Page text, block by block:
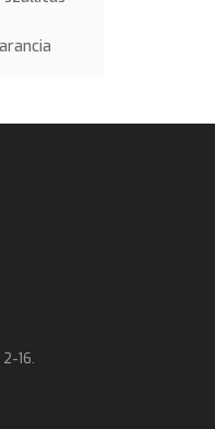
2-16.